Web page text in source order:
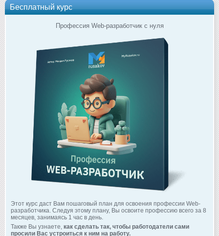
Бесплатный курс
Профессия Web-разработчик с нуля
Этот курс даст Вам пошаговый план для освоения профессии Web-
разработчика. Следуя этому плану, Вы освоите профессию всего за 8
месяцев, занимаясь 1 час в день.
Также Вы узнаете, как сделать так, чтобы работодатели сами
просили Вас устроиться к ним на работу.